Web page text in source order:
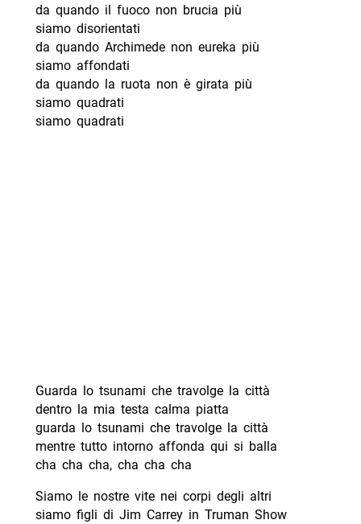
da quando il fuoco non brucia più
siamo disorientati
da quando Archimede non eureka più
siamo affondati
da quando la ruota non è girata più
siamo quadrati
siamo quadrati
Guarda lo tsunami che travolge la città
dentro la mia testa calma piatta
guarda lo tsunami che travolge la città
mentre tutto intorno affonda qui si balla
cha cha cha, cha cha cha
Siamo le nostre vite nei corpi degli altri
siamo figli di Jim Carrey in Truman Show